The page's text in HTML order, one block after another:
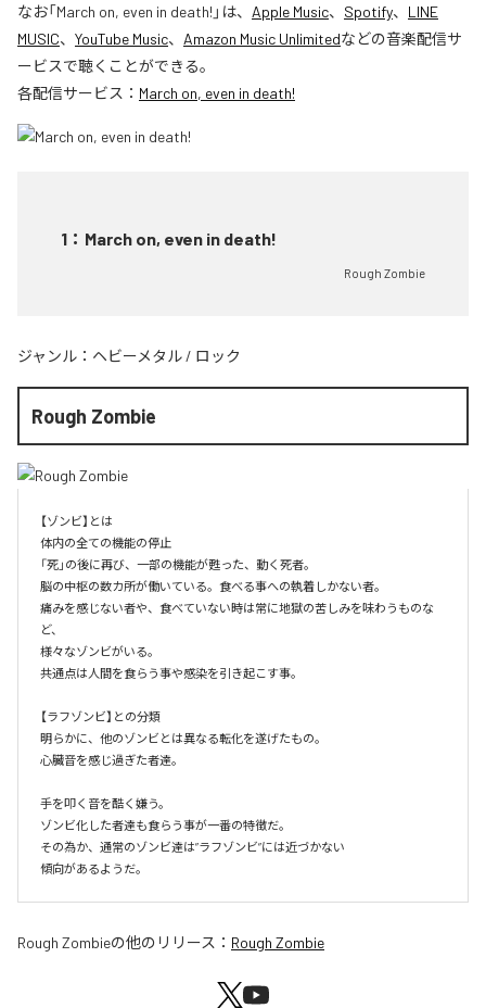
なお「March on, even in death! 」は、 Apple Music、 Spotify、 LINE
MUSIC、 YouTube Music、 Amazon Music Unlimitedなどの音楽配信サ
ービスで聴くことができる。
各配信サービス： March on, even in death!
1 ： March on, even in death!
Rough Zombie
ジャンル： ヘビーメタル / ロック
Rough Zombie
【ゾンビ】とは
体内の全ての機能の停止
「死」の後に再び、一部の機能が甦った、動く死者。
脳の中枢の数カ所が働いている。食べる事への執着しかない者。
痛みを感じない者や、食べていない時は常に地獄の苦しみを味わうものな
ど、
様々なゾンビがいる。
共通点は人間を食らう事や感染を引き起こす事。
【ラフゾンビ】との分類
明らかに、他のゾンビとは異なる転化を遂げたもの。
心臓音を感じ過ぎた者達。
手を叩く音を酷く嫌う。
ゾンビ化した者達も食らう事が一番の特徴だ。
その為か、通常のゾンビ達は”ラフゾンビ”には近づかない
傾向があるようだ。
Rough Zombieの他のリリース： Rough Zombie